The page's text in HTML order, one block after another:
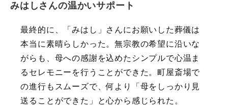
みはしさんの温かいサポート
最終的に、「みはし」さんにお願いした葬儀は
本当に素晴らしかった。無宗教の希望に沿いな
がらも、母への感謝を込めたシンプルで心温ま
るセレモニーを行うことができた。町屋斎場で
の進行もスムーズで、何より「母をしっかり見
送ることができた」と心から感じられた。